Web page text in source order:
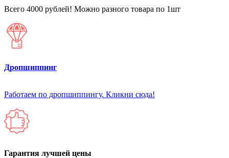
Всего 4000 рублей! Можно разного товара по 1шт
Дропшиппинг
Работаем по дропшиппингу. Кликни сюда!
Гарантия лучшей цены